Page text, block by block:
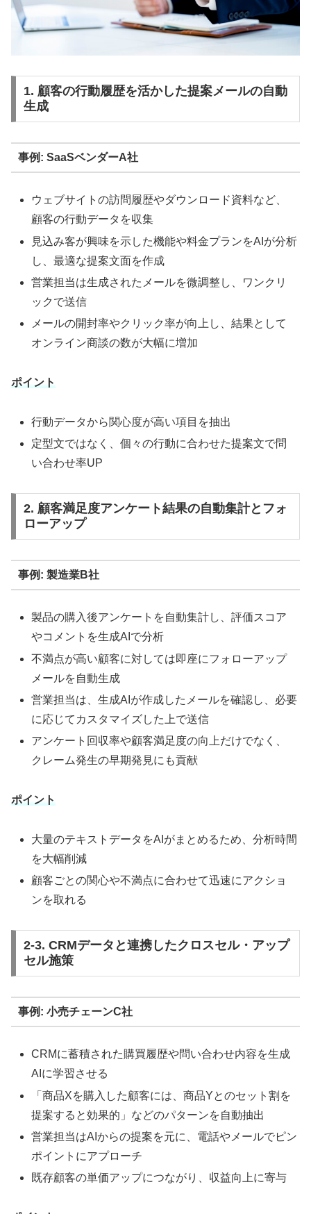
1. 顧客の行動履歴を活かした提案メールの自動
生成
事例: SaaSベンダーA社
ウェブサイトの訪問履歴やダウンロード資料など、
顧客の行動データを収集
見込み客が興味を示した機能や料金プランをAIが分析
し、最適な提案文面を作成
営業担当は生成されたメールを微調整し、ワンクリ
ックで送信
メールの開封率やクリック率が向上し、結果として
オンライン商談の数が大幅に増加
ポイント
行動データから関心度が高い項目を抽出
定型文ではなく、個々の行動に合わせた提案文で問
い合わせ率UP
2. 顧客満足度アンケート結果の自動集計とフォ
ローアップ
事例: 製造業B社
製品の購入後アンケートを自動集計し、評価スコア
やコメントを生成AIで分析
不満点が高い顧客に対しては即座にフォローアップ
メールを自動生成
営業担当は、生成AIが作成したメールを確認し、必要
に応じてカスタマイズした上で送信
アンケート回収率や顧客満足度の向上だけでなく、
クレーム発生の早期発見にも貢献
ポイント
大量のテキストデータをAIがまとめるため、分析時間
を大幅削減
顧客ごとの関心や不満点に合わせて迅速にアクショ
ンを取れる
2-3. CRMデータと連携したクロスセル・アップ
セル施策
事例: 小売チェーンC社
CRMに蓄積された購買履歴や問い合わせ内容を生成
AIに学習させる
「商品Xを購入した顧客には、商品Yとのセット割を
提案すると効果的」などのパターンを自動抽出
営業担当はAIからの提案を元に、電話やメールでピン
ポイントにアプローチ
既存顧客の単価アップにつながり、収益向上に寄与